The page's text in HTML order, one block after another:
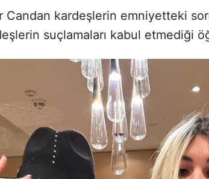
Candan kardeşlerin emniyetteki
suçlamaları kabul etmediği